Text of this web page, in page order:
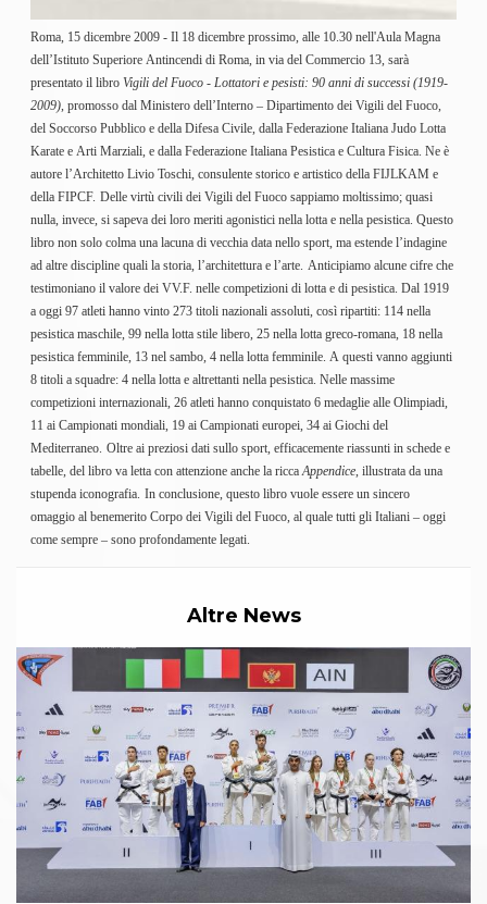
Difesa Personale MGA
La disciplina
News
Merchandising
Mappa del sito
Cerca
Contatti
News
Cookies Accept
Newsletter
Catalogo formativo
Webinar
Corsi Monotematici
Corsi di Specializzazione
Corsi FIJLKAM-FISDIR
Corsi Preparatore Fisico
Edutraining class - Didattica infantile
Corso dirigenti sportivi
Corso Direttore di Gara
Abilitazioni
Sportello Fiscale
News
Modulistica
FAQ
Quesiti fiscali
Sostenibilità
Roma, 15 dicembre 2009 - Il 18 dicembre prossimo, alle 10.30 nell'Aula Magna
dell’Istituto Superiore Antincendi di Roma, in via del Commercio 13, sarà
presentato il libroVigili del Fuoco - Lottatori e pesisti: 90 anni di successi (1919-
2009) , promosso dal Ministero dell’Interno – Dipartimento dei Vigili del Fuoco,
del Soccorso Pubblico e della Difesa Civile, dalla Federazione Italiana Judo Lotta
Karate e Arti Marziali, e dalla Federazione Italiana Pesistica e Cultura Fisica.Ne è
autore l’Architetto Livio Toschi, consulente storico e artistico della FIJLKAM e
della FIPCF. Delle virtù civili dei Vigili del Fuoco sappiamo moltissimo; quasi
nulla, invece, si sapeva dei loro meriti agonistici nella lotta e nella pesistica. Questo
libro non solo colma una lacuna di vecchia data nello sport, ma estende l’indagine
ad altre discipline quali la storia, l’architettura e l’arte. Anticipiamo alcune cifre che
testimoniano il valore dei VV.F. nelle competizioni di lotta e di pesistica. Dal 1919
a oggi 97 atleti hanno vinto 273 titoli nazionali assoluti, così ripartiti: 114 nella
pesistica maschile, 99 nella lotta stile libero, 25 nella lotta greco-romana, 18 nella
pesistica femminile, 13 nel sambo, 4 nella lotta femminile. A questi vanno aggiunti
8 titoli a squadre: 4 nella lotta e altrettanti nella pesistica. Nelle massime
competizioni internazionali, 26 atleti hanno conquistato 6 medaglie alle Olimpiadi,
11 ai Campionati mondiali, 19 ai Campionati europei, 34 ai Giochi del
Mediterraneo. Oltre ai preziosi dati sullo sport, efficacemente riassunti in schede e
tabelle, del libro va letta con attenzione anche la riccaAppendice , illustrata da una
stupenda iconografia. In conclusione, questo libro vuole essere un sincero
omaggio al benemerito Corpo dei Vigili del Fuoco, al quale tutti gli Italiani – oggi
come sempre – sono profondamente legati.
Altre News